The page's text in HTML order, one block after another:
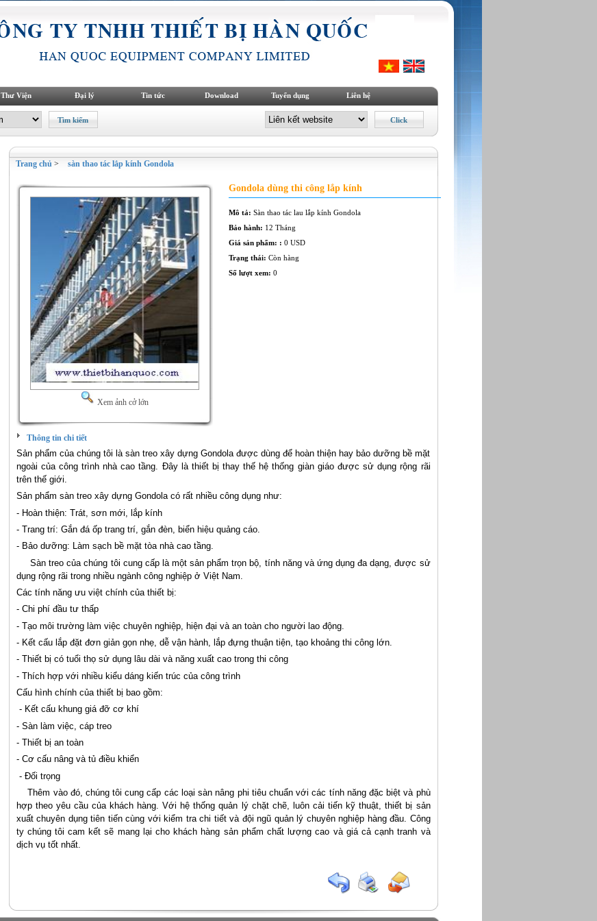
Thư Viện Đại lý Tin tức Download Tuyển dụng Liên hệ
Trang chủ> sàn thao tác lắp kính Gondola
Xem ảnh cở lớn
Gondola dùng thi công lắp kính
Mô tả: Sàn thao tác lau lắp kính Gondola
Bảo hành: 12 Tháng
Giá sản phẩm: : 0 USD
Trạng thái: Còn hàng
Số lượt xem: 0
Thông tin chi tiết
Sản phẩm của chúng tôi là sàn treo xây dựng Gondola được dùng để hoàn thiện hay bảo dưỡng bề mặt
ngoài của công trình nhà cao tầng. Đây là thiết bị thay thế hệ thống giàn giáo được sử dụng rộng rãi
trên thế giới.
Sản phẩm sàn treo xây dựng Gondola có rất nhiều công dụng như:
- Hoàn thiện: Trát, sơn mới, lắp kính
- Trang trí: Gắn đá ốp trang trí, gắn đèn, biển hiệu quảng cáo.
- Bảo dưỡng: Làm sạch bề mặt tòa nhà cao tầng.
Sàn treo của chúng tôi cung cấp là một sản phẩm trọn bộ, tính năng và ứng dụng đa dạng, được sử
dụng rộng rãi trong nhiều ngành công nghiệp ở Việt Nam.
Các tính năng ưu việt chính của thiết bị:
- Chi phí đầu tư thấp
- Tạo môi trường làm việc chuyên nghiệp, hiện đại và an toàn cho người lao động.
- Kết cấu lắp đặt đơn giản gọn nhẹ, dễ vận hành, lắp đựng thuận tiện, tạo khoảng thi công lớn.
- Thiết bị có tuổi thọ sử dụng lâu dài và năng xuất cao trong thi công
- Thích hợp với nhiều kiểu dáng kiến trúc của công trình
Cấu hình chính của thiết bị bao gồm:
- Kết cấu khung giá đỡ cơ khí
- Sàn làm việc, cáp treo
- Thiết bị an toàn
- Cơ cấu nâng và tủ điều khiển
- Đối trọng
Thêm vào đó, chúng tôi cung cấp các loại sàn nâng phi tiêu chuẩn với các tính năng đặc biệt và phù
hợp theo yêu cầu của khách hàng. Với hệ thống quản lý chặt chẽ, luôn cải tiến kỹ thuật, thiết bị sản
xuất chuyên dụng tiên tiến cùng với kiểm tra chi tiết và đội ngũ quản lý chuyên nghiệp hàng đầu. Công
ty chúng tôi cam kết sẽ mang lại cho khách hàng sản phẩm chất lượng cao và giá cả cạnh tranh và
dịch vụ tốt nhất.